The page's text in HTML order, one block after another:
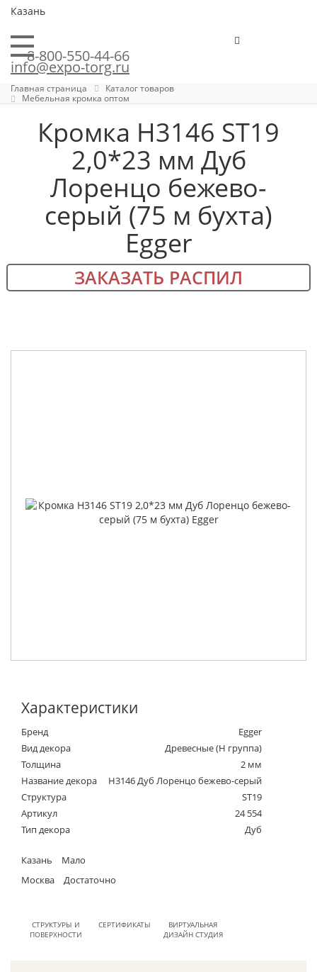
Казань
8-800-550-44-66
info@expo-torg.ru
Главная страница
Каталог товаров
Мебельная кромка оптом
Кромка H3146 ST19
2,0*23 мм Дуб
Лоренцо бежево-
серый (75 м бухта)
Egger
ЗАКАЗАТЬ РАСПИЛ
Характеристики
Бренд
Egger
Вид декора
Древесные (Н группа)
Толщина
2 мм
Название декора
H3146 Дуб Лоренцо бежево-серый
Структура
ST19
Артикул
24 554
Тип декора
Дуб
Казань
Мало
Москва
Достаточно
СТРУКТУРЫ И
ПОВЕРХНОСТИ
СЕРТИФИКАТЫ
ВИРТУАЛЬНАЯ
ДИЗАЙН СТУДИЯ